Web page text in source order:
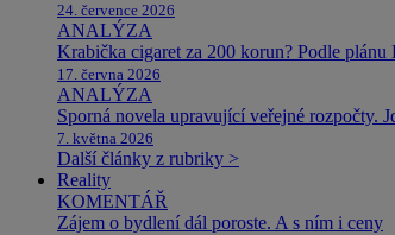
24. července 2026
ANALÝZA
Krabička cigaret za 200 korun? Podle
17. června 2026
ANALÝZA
Sporná novela upravující veřejné rozpočty.
7. května 2026
Další články z rubriky >
Reality
KOMENTÁŘ
Zájem o bydlení dál poroste. A s ním i ceny